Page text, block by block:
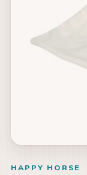
HAPPY HORSE